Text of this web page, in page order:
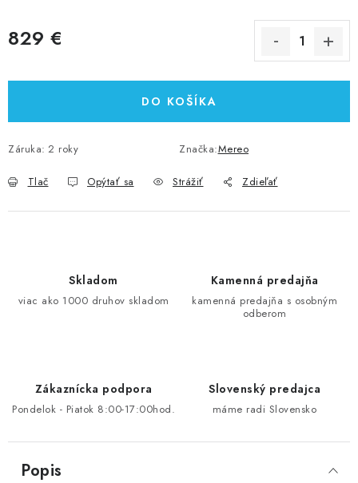
829 €
DO KOŠÍKA
Záruka: 2 roky Značka:Mereo
Tlač Opýtať sa Strážiť Zdieľať
Skladom
viac ako 1000 druhov skladom
Kamenná predajňa
kamenná predajňa s osobným
odberom
Zákaznícka podpora
Pondelok - Piatok 8:00-17:00hod.
Slovenský predajca
máme radi Slovensko
Popis